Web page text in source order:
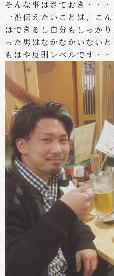
そんな事はさておき・・・
一番伝えたいことは、こ
はできるし自分もしっか
った男はなかなかいないと
もはや反則レベルです・・